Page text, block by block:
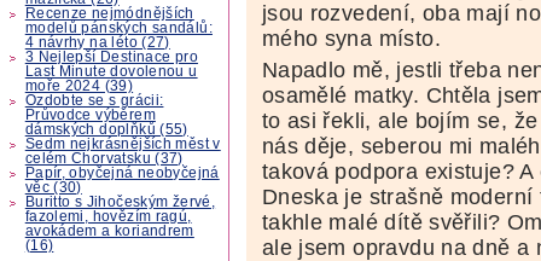
Recenze nejmódnějších
modelů pánských sandálů:
4 návrhy na léto (27)
3 Nejlepší Destinace pro
Last Minute dovolenou u
moře 2024 (39)
Ozdobte se s grácii:
Průvodce výběrem
dámských doplňků (55)
Sedm nejkrásnějších měst v
celém Chorvatsku (37)
Papír, obyčejná neobyčejná
věc (30)
Buritto s Jihočeským žervé,
fazolemi, hovězím ragú,
avokádem a koriandrem
(16)
jsou rozvedení, oba mají
mého syna místo.
Napadlo mě, jestli třeba
osamělé matky. Chtěla
to asi řekli, ale bojím se,
nás děje, seberou mi
taková podpora existuje?
Dneska je strašně
takhle malé dítě svěřili?
ale jsem opravdu na dně a